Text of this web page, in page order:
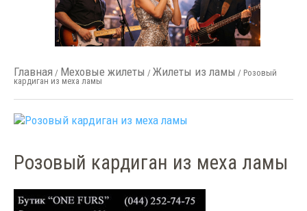
Главная / Меховые жилеты / Жилеты из ламы / Розовый
кардиган из меха ламы
Розовый кардиган из меха ламы